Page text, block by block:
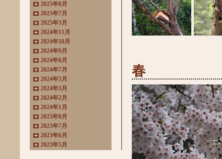
2025年8月
2025年7月
2025年3月
2024年11月
2024年10月
2024年9月
2024年8月
2024年7月
2024年5月
2024年3月
2024年2月
2024年1月
2023年8月
2023年7月
2023年6月
2023年5月
春